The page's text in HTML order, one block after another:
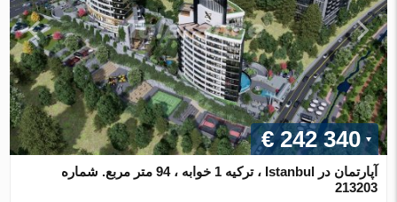
€ 242 340
آپارتمان در Istanbul ، ترکیه 1 خوابه ، 94 متر مربع. شماره
213203